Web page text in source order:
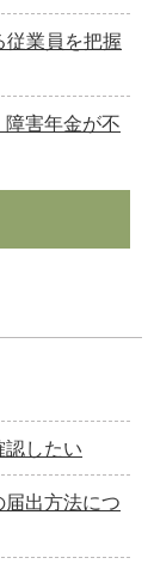
業員を把握
害年金が不
したい
出方法につ